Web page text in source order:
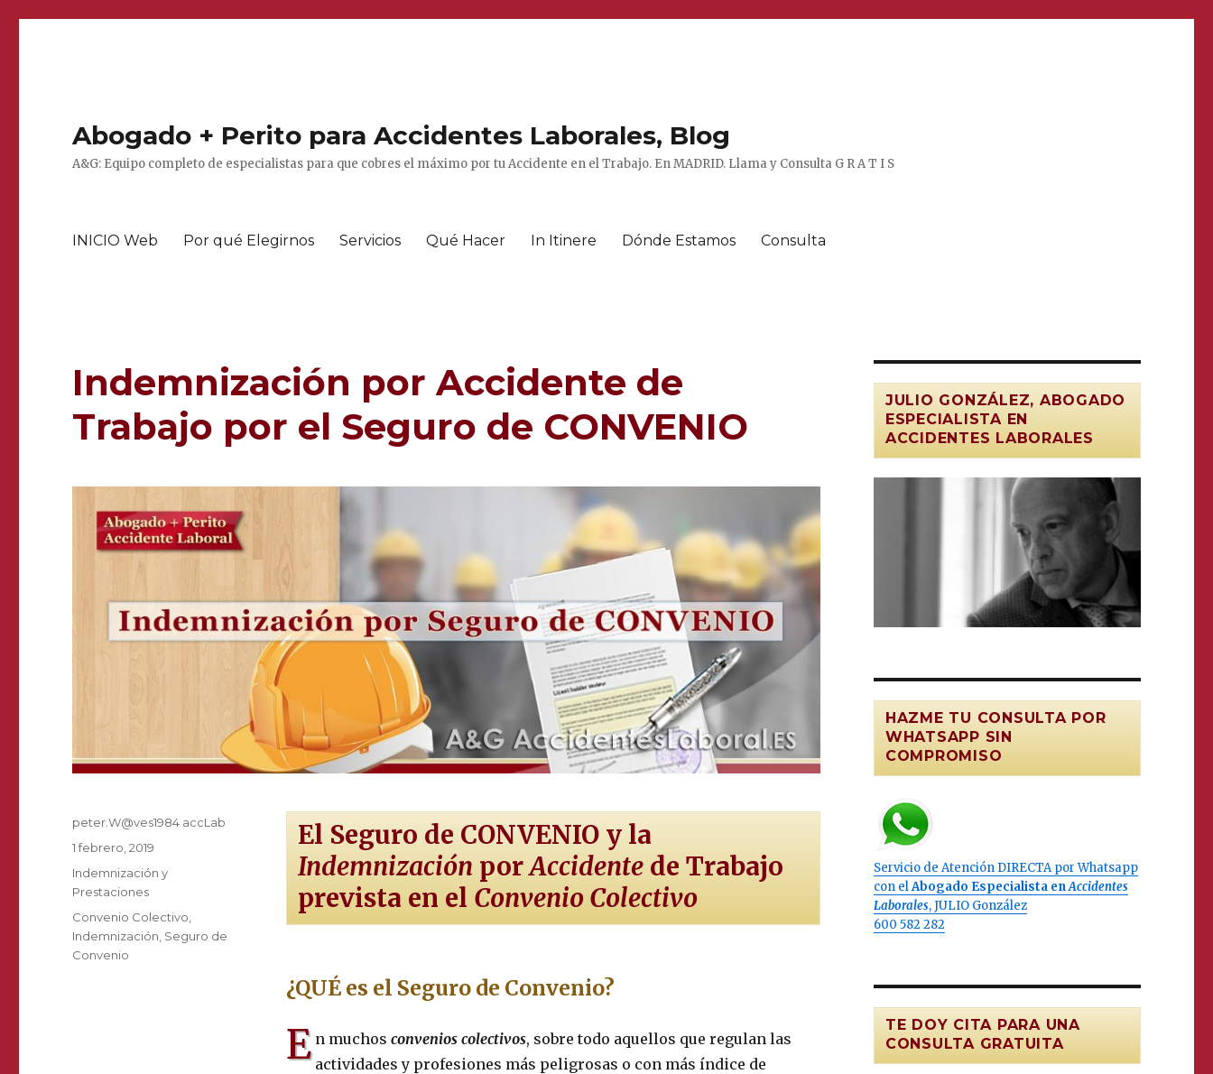
Abogado + Perito para Accidentes Laborales, Blog
A&G: Equipo completo de especialistas para que cobres el máximo por tu Accidente en el Trabajo. En MADRID. Llama y Consulta G R A T I S
INICIO Web Por qué Elegirnos Servicios Qué Hacer In Itinere Dónde Estamos Consulta
Indemnización por Accidente de
Trabajo por el Seguro de CONVENIO
El Seguro de CONVENIO y la
IndemnizaciónporAccidentede Trabajo
prevista en el Convenio Colectivo
¿QUÉ es el Seguro de Convenio?
E n muchosconvenios colectivos, sobre todo aquellos que regulan las
actividades y profesiones más peligrosas o con más índice de
Autor
peter.W@ves1984 accLab
Publicado
1 febrero, 2019
Categorías
Indemnización y
Prestaciones
Etiquetas
Convenio Colectivo
Indemnización Seguro de
Convenio
JULIO GONZÁLEZ, ABOGADO
ESPECIALISTA EN
ACCIDENTES LABORALES
HAZME TU CONSULTA POR
WHATSAPP SIN
COMPROMISO
Servicio de Atención DIRECTA por Whatsapp
con elAbogado Especialista enAccidentes
Laborales, JULIO González
600 582 282
TE DOY CITA PARA UNA
CONSULTA GRATUITA